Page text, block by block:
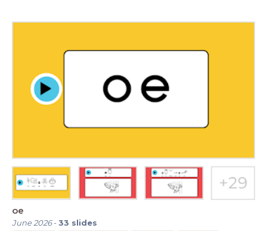
oe
June 2026-33 slides